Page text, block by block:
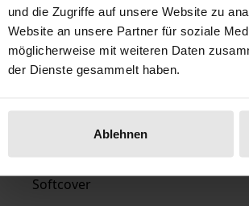
und die Zugriffe auf unsere Website zu
Website an unsere Partner für soziale
möglicherweise mit weiteren Daten
der Dienste gesammelt haben.
Ablehnen
978-3-7890-1273-0
Softcover